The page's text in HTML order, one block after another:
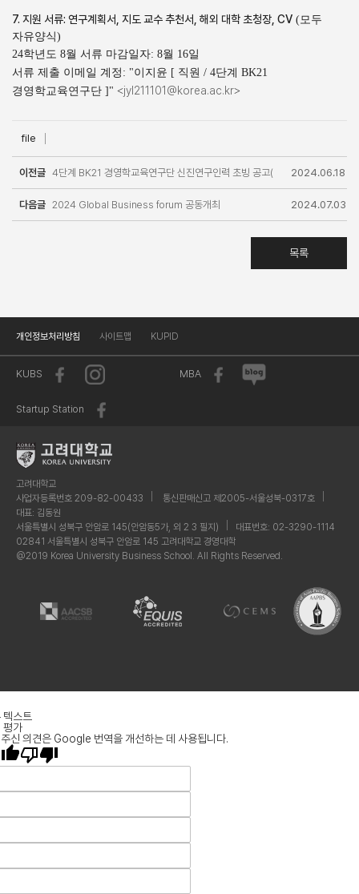
7. 지원 서류: 연구계획서, 지도 교수 추천서, 해외 대학 초청장, CV (모두
자유양식)
24학년도 8월 서류 마감일자: 8월 16일
서류 제출 이메일 계정: "이지윤 [ 직원 / 4단계 BK21
경영학교육연구단 ]" <jyl211101@korea.ac.kr>
file
이전글 4단계 BK21 경영학교육연구단 신진연구인력 초빙 공고(
2024년 6월 18일 ∼ 7월 1일까지)
2024.06.18
다음글 2024 Global Business forum 공동개최 2024.07.03
목록
개인정보처리방침 사이트맵 KUPID
KUBS MBA
Startup Station
고려대학교
사업자등록번호 209-82-00433
통신판매신고 제2005-서울성북-0317호
대표: 김동원
서울특별시 성북구 안암로 145(안암동5가, 외 2 3 필지)
대표번호: 02-3290-1114
02841 서울특별시 성북구 안암로 145 고려대학교 경영대학
@2019 Korea University Business School. All Rights Reserved.
텍스트
평가
신 의견은 Google 번역을 개선하는 데 사용됩니다.